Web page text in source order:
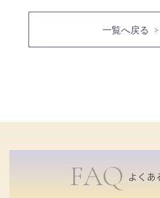
一覧へ戻る
FAQ よくあ